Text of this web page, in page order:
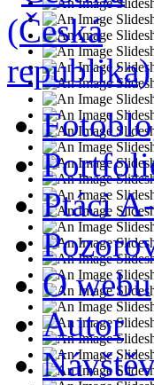
Ptáci
O webu
Autor